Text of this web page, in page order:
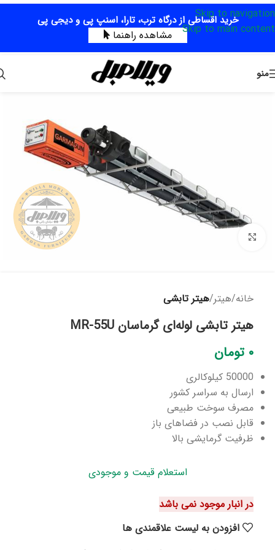
Skip to navigation
Skip to main content
خرید اقساطی از درگاه ترب، تارا، اسنپ پی و دیجی پی
مشاهده راهنما
منو
خانه هیتر هیتر تابشی
هیتر تابشی لوله‌ای گرماسان MR-55U
۰ تومان
50000 کیلوکالری
ارسال به سراسر کشور
مصرف سوخت طبیعی
قابل نصب در فضاهای باز
ظرفیت گرمایشی بالا
استعلام قیمت و موجودی
در انبار موجود نمی باشد
افزودن به لیست علاقمندی ها